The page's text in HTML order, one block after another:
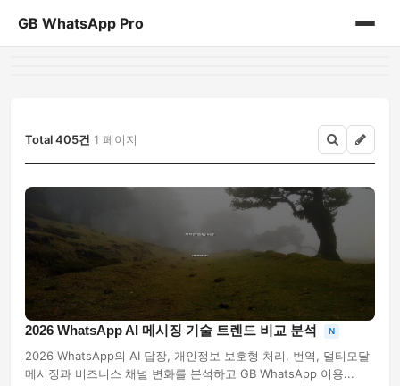
GB WhatsApp Pro
Total 405건 1 페이지
2026 WhatsApp AI 메시징 기술 트렌드 비교 분석 N
2026 WhatsApp의 AI 답장, 개인정보 보호형 처리, 번역, 멀티모달
메시징과 비즈니스 채널 변화를 분석하고 GB WhatsApp 이용...